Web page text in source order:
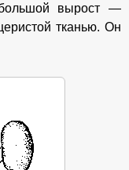
вырост —
тканью. Он